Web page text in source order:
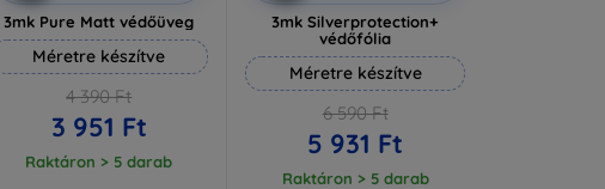
3mk Pure Matt védőüveg
Méretre készítve
4 390 Ft
3 951 Ft
Raktáron > 5 darab
3mk Silverprotection+
védőfólia
Méretre készítve
6 590 Ft
5 931 Ft
Raktáron > 5 darab